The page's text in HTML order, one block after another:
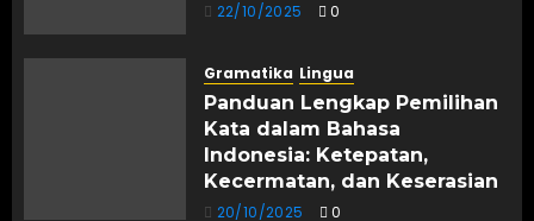
22/10/2025 0
Gramatika Lingua
Panduan Lengkap Pemilihan
Kata dalam Bahasa
Indonesia: Ketepatan,
Kecermatan, dan Keserasian
20/10/2025 0